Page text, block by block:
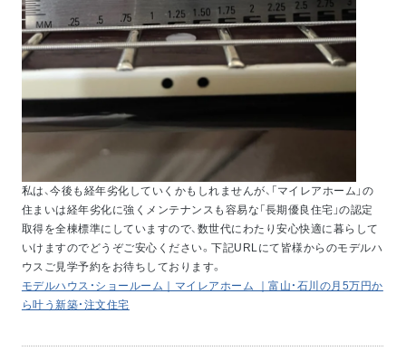
私は、今後も経年劣化していくかもしれませんが、「マイレアホーム」の
住まいは経年劣化に強くメンテナンスも容易な「長期優良住宅」の認定
取得を全棟標準にしていますので、数世代にわたり安心快適に暮らして
いけますのでどうぞご安心ください。下記URLにて皆様からのモデルハ
ウスご見学予約をお待ちしております。
モデルハウス・ショールーム｜マイレアホーム ｜富山・石川の月5万円か
ら叶う新築・注文住宅